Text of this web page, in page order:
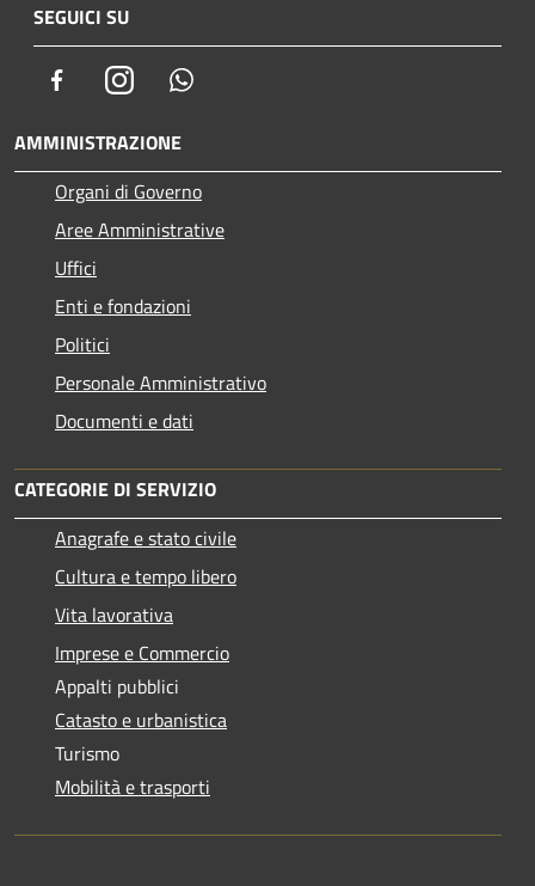
SEGUICI SU
FacebookInstagram
AMMINISTRAZIONE
Organi di Governo
Aree Amministrative
Uffici
Enti e fondazioni
Politici
Personale Amministrativo
Documenti e dati
CATEGORIE DI SERVIZIO
Anagrafe e stato civile
Cultura e tempo libero
Vita lavorativa
Imprese e Commercio
Appalti pubblici
Catasto e urbanistica
Turismo
Mobilità e trasporti